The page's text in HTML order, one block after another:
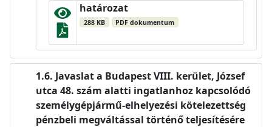
határozat
288 KB PDF dokumentum
Javaslat a Budapest VIII. kerület, József
utca 48. szám alatti ingatlanhoz kapcsolódó
személygépjármű-elhelyezési kötelezettség
pénzbeli megváltással történő teljesítésére